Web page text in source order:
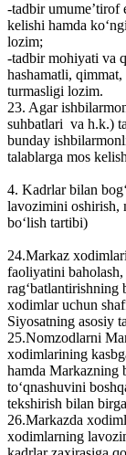
-tadbir
kelishi hamda
lozim;
-tadbir mohiyati va
hashamatli,
turmasligi lozim.
23. Agar
suhbatlari va h.k.)
bunday
talablarga mos
4. Kadrlar bilan
lavozimini oshirish,
bo‘lish tartibi)
24.Markaz
faoliyatini
rag‘batlantirishning
xodimlar uchun
Siyosatning asosiy
25.Nomzodlarni
xodimlarining
hamda Markazning
to‘qnashuvini
tekshirish bilan
26.Markazda
xodimlarning